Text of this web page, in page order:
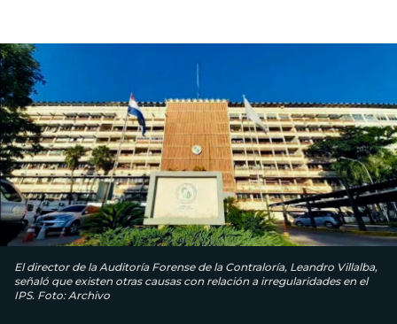
El director de la Auditoría Forense de la Contraloría, Leandro Villalba,
señaló que existen otras causas con relación a irregularidades en el
IPS. Foto: Archivo